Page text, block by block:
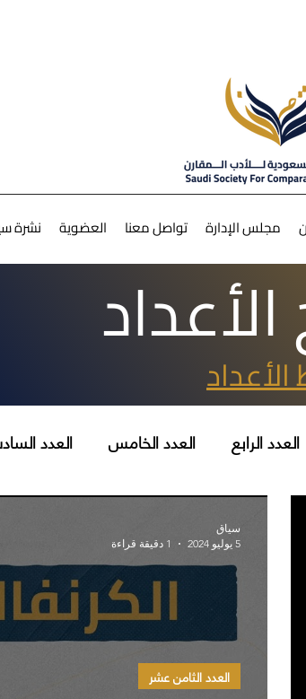
نشرة العضوية تواصل معنا مجلس الإدارة
الأعداد
العدد الرابع العدد الخامس العدد
العدد السابع عشر العدد الثامن
العدد الثاني والعشرون
العدد الثامن عشر
سياق
5 يوليو 2024
1 دقيقة قراءة